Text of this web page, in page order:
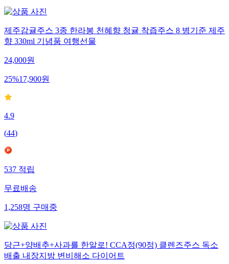
제주감귤주스 3종 한라봉 천혜향 청귤 착즙주스 8 병기준 제주
향 330ml 기념품 여행선물
24,000원
25%17,900원
4.9
(44)
537적립
무료배송
1,258명구매중
당근+양배추+사과를 한알로! CCA정(90정) 클렌즈주스 독소
배출 내장지방 변비해소 다이어트